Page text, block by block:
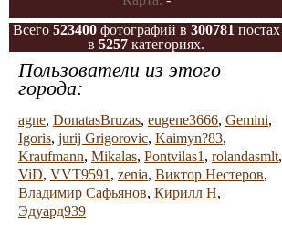
Всего 523400фотографий в 300781 постах
в 5257 категориях.
Пользователи из этого
города:
agne, DonatasBruzas, eugene3666, Gemini,
Igoris, jurij Grigorovic, Kaimyn?83,
Kraufmann, Mikalas, Pontvilas1 , rolandasmlt,
ViD, VVT9591 , zenia, Виктор Нестеров,
Владимир Сафьянов, Кирилл Н,
Эдуард939